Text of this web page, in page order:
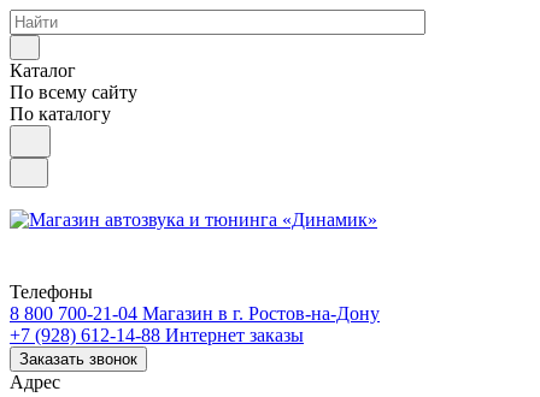
Каталог
По всему сайту
По каталогу
Телефоны
8 800 700-21-04 Магазин в г. Ростов-на-Дону
+7 (928) 612-14-88 Интернет заказы
Заказать звонок
Адрес